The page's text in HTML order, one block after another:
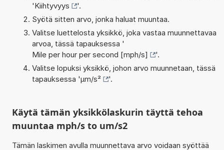
'Kiihtyvyys
'.
Syötä sitten arvo, jonka haluat muuntaa.
Valitse luettelosta yksikkö, joka vastaa muunnettavaa
arvoa, tässä tapauksessa '
Mile per hour per second [mph/s]
'.
Valitse lopuksi yksikkö, johon arvo muunnetaan, tässä
tapauksessa 'µm/s² '.
Käytä tämän yksikkölaskurin täyttä tehoa
muuntaa mph/s to um/s2
Tämän laskimen avulla muunnettava arvo voidaan syöttää